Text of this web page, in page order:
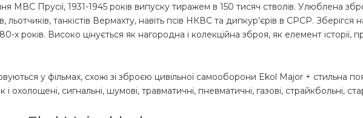
МВС Прусії, 1931-1945 років випуску тиражем в 150 тисяч стволів. Улюблена
льотчиків, танкістів Вермахту, навіть псів НКВС та дипкур'єрів в СРСР. Зберігся
х років. Високо цінується як нагородна і колекційна зброя, як елемент історії,
у фільмах, схожі зі зброєю цивільної самооборони Ekol Major + стильна
охолощені, сигнальні, шумові, травматичні, пневматичні, газові, страйкбольні,